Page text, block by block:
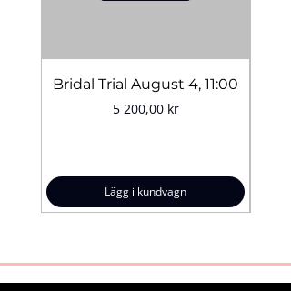
Bridal Trial August 4, 11:00
Pris
5 200,00 kr
Lägg i kundvagn